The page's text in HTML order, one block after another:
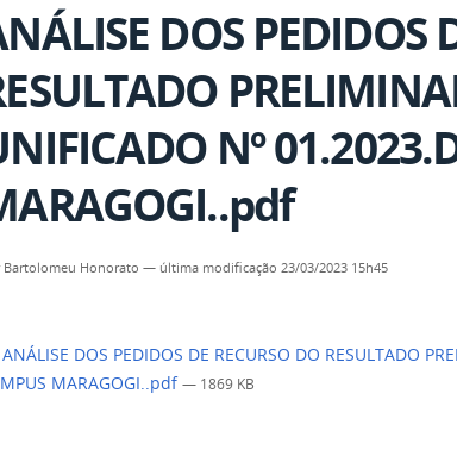
DOS PEDIDOS
Nº
Bartolomeu Honorato — última modificação 23/03/2023 15h45
ANÁLISE DOS PEDIDOS DE RECURSO DO RESULTADO
MARAGOGI..pdf— 1869 KB